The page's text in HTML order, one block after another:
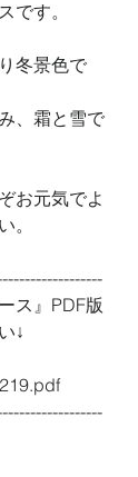
です。
冬景色で
、霜と雪で
お元気でよ
。
ス』PDF版
↓